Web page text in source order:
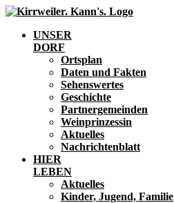
UNSER
DORF
Ortsplan
Daten und Fakten
Sehenswertes
Geschichte
Partnergemeinden
Weinprinzessin
Aktuelles
Nachrichtenblatt
HIER
LEBEN
Aktuelles
Kinder, Jugend, Familie